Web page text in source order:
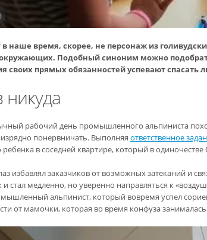
в наше время, скорее, не персонаж из
окружающих. Подобный синоним можно
своих прямых обязанностей успевают
рабочий день промышленного альпиниста
изрядно понервничать. Выполняя ответственное
в соседней квартире, который в
избавлял заказчиков от возможных затеканий и
и стал медленно, но уверенно направляться к
альпинист, который вовремя успел
от мамочки, которая во время конфуза